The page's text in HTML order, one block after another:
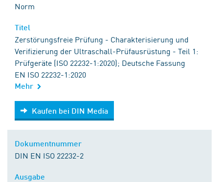
Norm
Zerstörungsfreie Prüfung - Charakterisierung und
Verifizierung der Ultraschall-Prüfausrüstung - Teil 1:
Prüfgeräte (ISO 22232-1:2020); Deutsche Fassung
EN ISO 22232-1:2020
Mehr
Kaufen bei DIN Media
Kaufen bei DIN Media
DIN EN ISO 22232-2